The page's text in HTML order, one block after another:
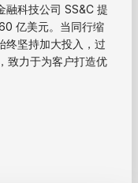
融科技公司 SS&C 提
亿美元。当同行缩
终坚持加大投入，过
致力于为客户打造优